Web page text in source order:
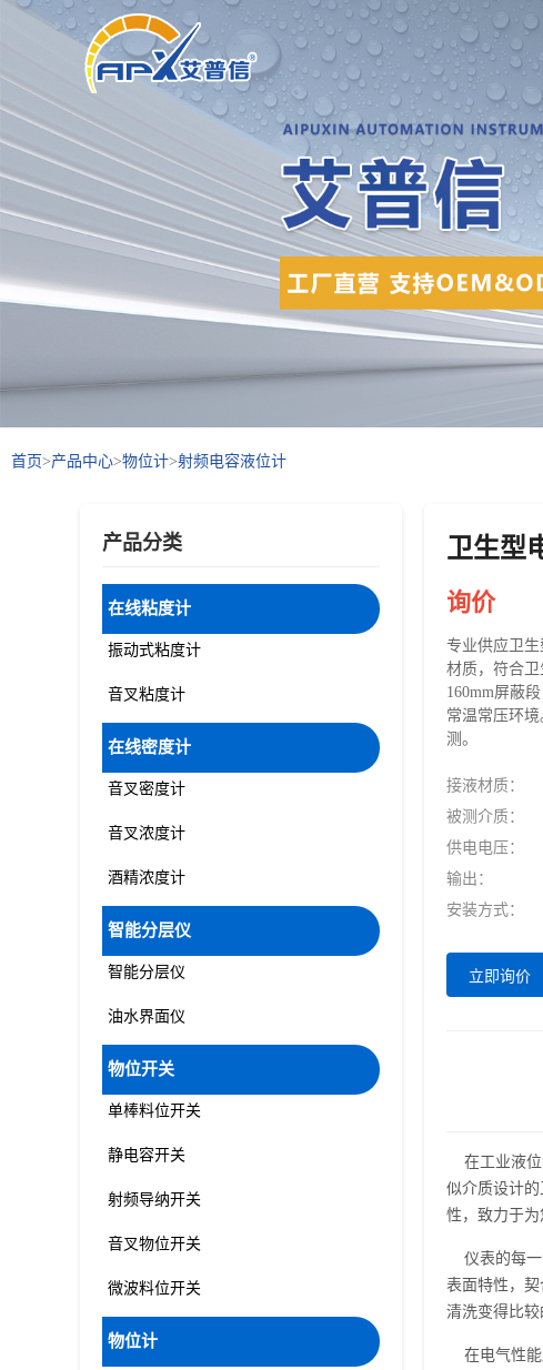
首页>产品中心>物位计>射频电容液位计
产品分类
在线粘度计
振动式粘度计
音叉粘度计
在线密度计
音叉密度计
音叉浓度计
酒精浓度计
智能分层仪
智能分层仪
油水界面仪
物位开关
单棒料位开关
静电容开关
射频导纳开关
音叉物位开关
微波料位开关
物位计
卫生型
询价
专业供应卫
材质，符合卫
160mm屏蔽
常温常压环
测。
接液材质：
被测介质：
供电电压：
输出：
安装方式：
立即询价
在工业液位
似介质设计
性，致力于
仪表的每一
表面特性，
清洗变得比较
在电气性能